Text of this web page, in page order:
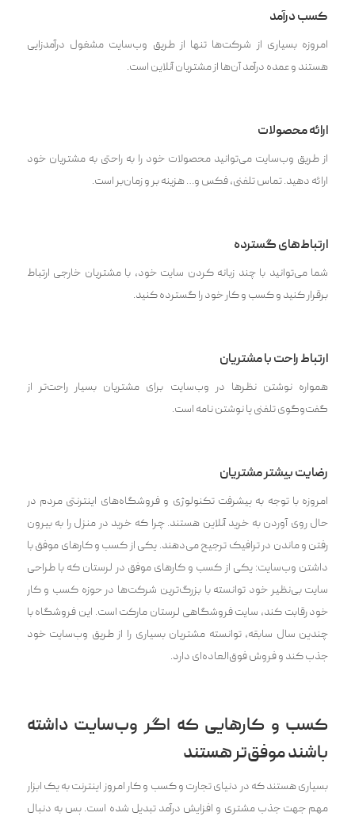
کسب درآمد
امروزه بسیاری از شرکت‌ها تنها از طریق وب‌سایت مشغول درآمد‌زایی
هستند و عمده درآمد آن‌ها از مشتریان آنلاین است.
ارائه محصولات
از طریق وب‌سایت می‌توانید محصولات خود را به راحتی به مشتریان خود
ارائه دهید. تماس تلفنی، فکس و… هزینه بر و زمان‌بر است.
ارتباط‌های گسترده
شما می‌توانید با چند زبانه کردن سایت خود، با مشتریان خارجی ارتباط
برقرار کنید و کسب و کار خود را گسترده کنید.
ارتباط راحت با مشتریان
همواره نوشتن نظرها در وب‌سایت برای مشتریان بسیار راحت‌تر از
گفت‌وگوی تلفنی یا نوشتن نامه است.
رضایت بیشتر مشتریان
امروزه با توجه به پیشرفت تکنولوژی و فروشگاه‌های اینترنتی مردم در
حال روی آوردن به خرید آنلاین هستند. چرا که خرید در منزل را‌ به بیرون
رفتن و ماندن در‌ ترافیک ترجیح می‌دهند. یکی از کسب و کار‌های موفق با
داشتن وب‌سایت: یکی از کسب و کار‌های موفق در لرستان که با طراحی
سایت بی‌نظیر خود توانسته با بزرگ‌ترین شرکت‌ها در حوزه کسب و کار
خود رقابت کند، سایت فروشگاهی لرستان مارکت است. این فروشگاه با
چندین سال سابقه، توانسته مشتریان بسیاری را از طریق وب‌سایت خود
جذب کند و فروش فوق‌العاده‌ای دارد.
کسب و کارهایی که اگر وب‌سایت داشته
باشند موفق‌تر هستند
بسیاری هستند که در دنیای تجارت و کسب و کار امروز اینترنت به یک ابزار
مهم جهت جذب مشتری و افزایش درآمد تبدیل شده است. پس به دنبال